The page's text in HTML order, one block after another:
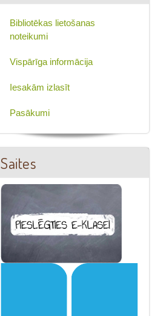
Bibliotēkas lietošanas
noteikumi
Vispārīga informācija
Iesakām izlasīt
Pasākumi
Saites